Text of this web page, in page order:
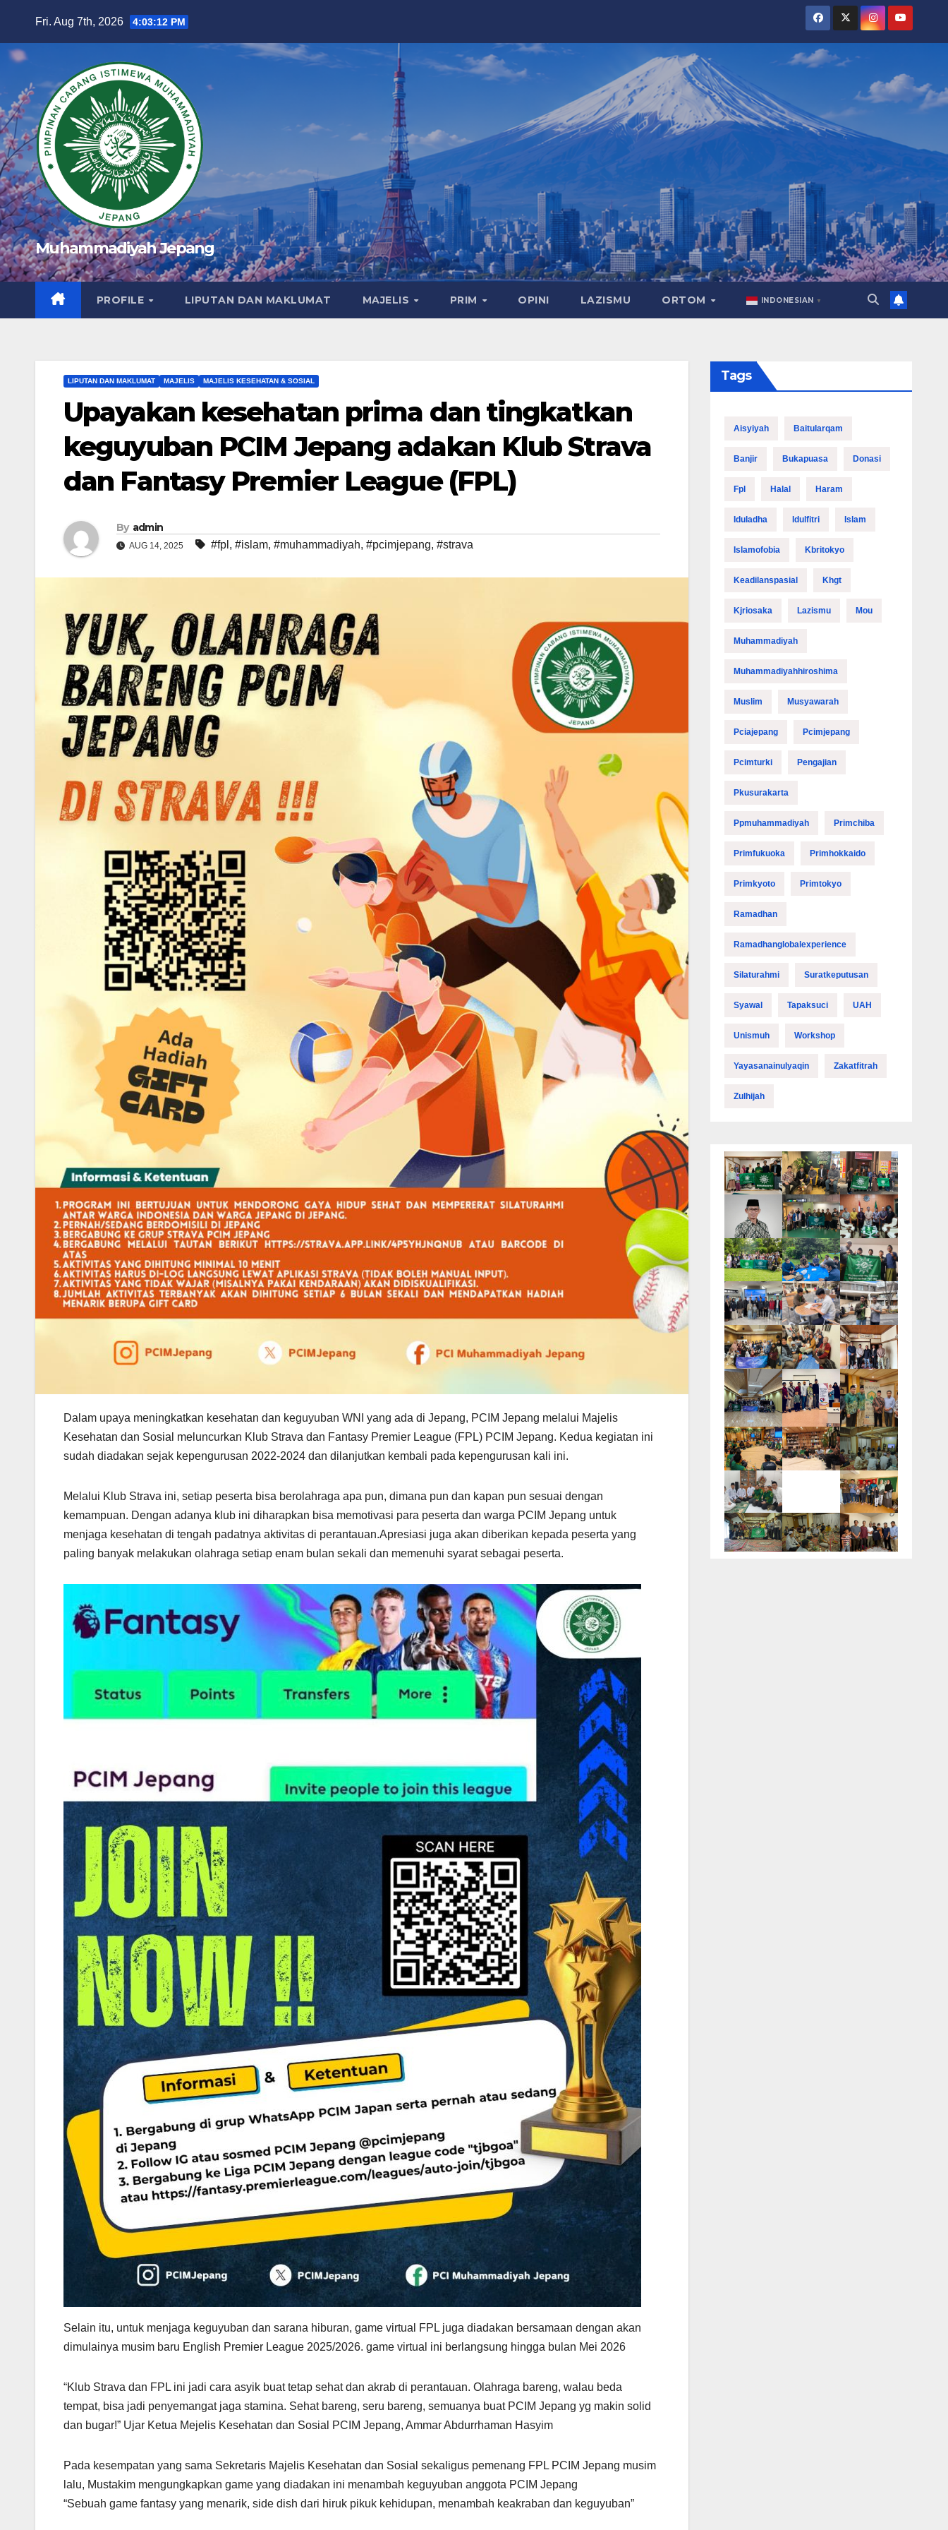
content
Fri. Aug 7th, 2026 4:03:14 PM
Muhammadiyah Jepang
PROFILE LIPUTAN DAN MAKLUMAT MAJELIS PRIM OPINI LAZISMU ORTOM INDONESIAN ▼
LIPUTAN DAN MAKLUMAT MAJELIS MAJELIS KESEHATAN & SOSIAL
Upayakan kesehatan prima dan tingkatkan
keguyuban PCIM Jepang adakan Klub Strava
dan Fantasy Premier League (FPL)
By admin
AUG 14, 2025 #fpl , #islam, #muhammadiyah, #pcimjepang, #strava
Dalam upaya meningkatkan kesehatan dan keguyuban WNI yang ada di Jepang, PCIM Jepang melalui Majelis
Kesehatan dan Sosial meluncurkan Klub Strava dan Fantasy Premier League (FPL) PCIM Jepang. Kedua kegiatan ini
sudah diadakan sejak kepengurusan 2022-2024 dan dilanjutkan kembali pada kepengurusan kali ini.
Melalui Klub Strava ini, setiap peserta bisa berolahraga apa pun, dimana pun dan kapan pun sesuai dengan
kemampuan. Dengan adanya klub ini diharapkan bisa memotivasi para peserta dan warga PCIM Jepang untuk
menjaga kesehatan di tengah padatnya aktivitas di perantauan.Apresiasi juga akan diberikan kepada peserta yang
paling banyak melakukan olahraga setiap enam bulan sekali dan memenuhi syarat sebagai peserta.
Selain itu, untuk menjaga keguyuban dan sarana hiburan, game virtual FPL juga diadakan bersamaan dengan akan
dimulainya musim baru English Premier League 2025/2026. game virtual ini berlangsung hingga bulan Mei 2026
“Klub Strava dan FPL ini jadi cara asyik buat tetap sehat dan akrab di perantauan. Olahraga bareng, walau beda
tempat, bisa jadi penyemangat jaga stamina. Sehat bareng, seru bareng, semuanya buat PCIM Jepang yg makin solid
dan bugar!” Ujar Ketua Mejelis Kesehatan dan Sosial PCIM Jepang, Ammar Abdurrhaman Hasyim
Pada kesempatan yang sama Sekretaris Majelis Kesehatan dan Sosial sekaligus pemenang FPL PCIM Jepang musim
lalu, Mustakim mengungkapkan game yang diadakan ini menambah keguyuban anggota PCIM Jepang
“Sebuah game fantasy yang menarik, side dish dari hiruk pikuk kehidupan, menambah keakraban dan keguyuban”
Tags
Aisyiyah Baitularqam
Banjir Bukapuasa Donasi
Fpl Halal Haram
Iduladha Idulfitri Islam
Islamofobia Kbritokyo
Keadilanspasial Khgt
Kjriosaka Lazismu Mou
Muhammadiyah
Muhammadiyahhiroshima
Muslim Musyawarah
Pciajepang Pcimjepang
Pcimturki Pengajian
Pkusurakarta
Ppmuhammadiyah Primchiba
Primfukuoka Primhokkaido
Primkyoto Primtokyo
Ramadhan
Ramadhanglobalexperience
Silaturahmi Suratkeputusan
Syawal Tapaksuci UAH
Unismuh Workshop
Yayasanainulyaqin Zakatfitrah
Zulhijah